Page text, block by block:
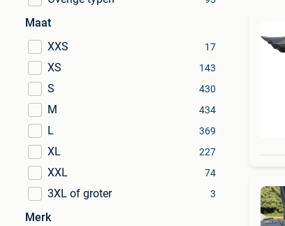
Maat
XXS
17
XS 143
S 430
M 434
L 369
XL 227
XXL 74
3XL of groter 3
Merk